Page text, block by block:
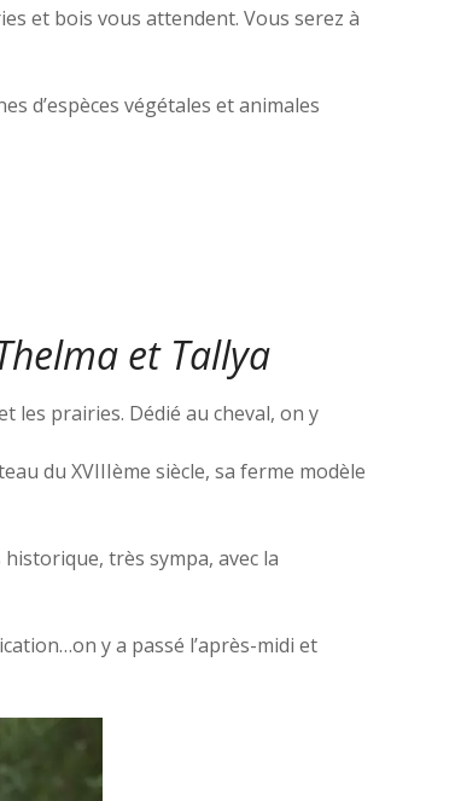
et bois vous attendent. Vous serez à
d’espèces végétales et animales
et Tallya
les prairies. Dédié au cheval, on y
du XVIIIème siècle, sa ferme modèle
très sympa, avec la
y a passé l’après-midi et